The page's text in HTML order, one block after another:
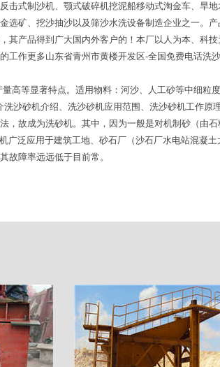
式制沙机、颚式破碎机挖泥船移动式淘金车、旱
矿、挖沙抽沙以及筛沙水洗设备制造企业之一。
产品得到广大国内外客户的！本厂以人为本、科
作更多山东省青州市黄楼开发区-全国免费电话洗
高等显著特点。适用物料：河沙、人工砂等中细粒
沙砂机介绍、洗沙砂机应用范围、洗沙砂机工作
故成为洗砂机。其中，因为一般是对机制砂（由
泛应用于建筑工地、砂石厂（沙石厂水电站混凝
故障率远远低于目前常。